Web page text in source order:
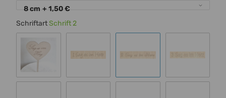
8 cm + 1,50 €
SchriftartSchrift 2
Standard 00 Schrift 1 Schrift 2 Schrift 3